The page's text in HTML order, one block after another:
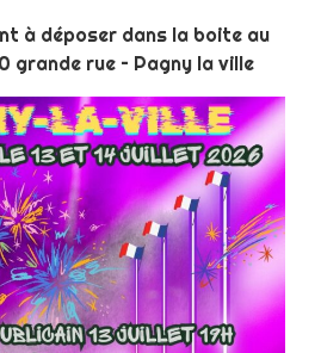
à déposer dans la boite au
grande rue – Pagny la ville